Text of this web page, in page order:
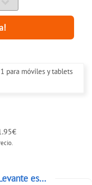
para móviles y tablets
es...